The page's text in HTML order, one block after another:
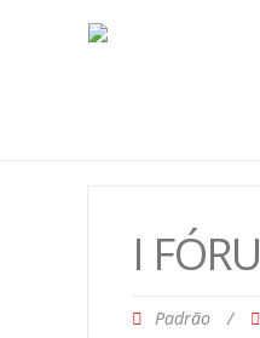
I
Padrão /